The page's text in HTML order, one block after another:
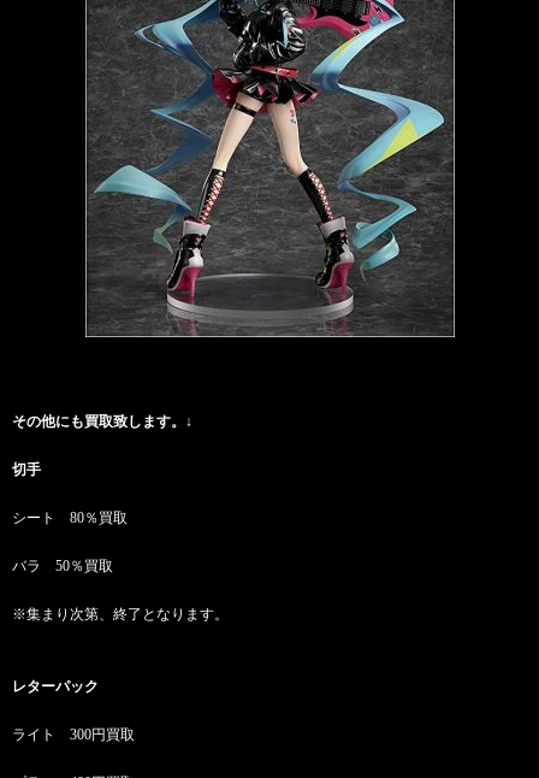
その他にも買取致します。↓
切手
シート 80％買取
バラ 50％買取
※集まり次第、終了となります。
レターパック
ライト 300円買取